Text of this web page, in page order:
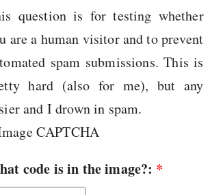
question is for testing whether
are a human visitor and to prevent
spam submissions. This is
hard (also for me), but any
and I drown in spam.
code is in the image?: *
Die erste Million
schwerste: Der
Fehler
Wirtschaftssystems
Zuletzt angezeigt:
The dynamics of